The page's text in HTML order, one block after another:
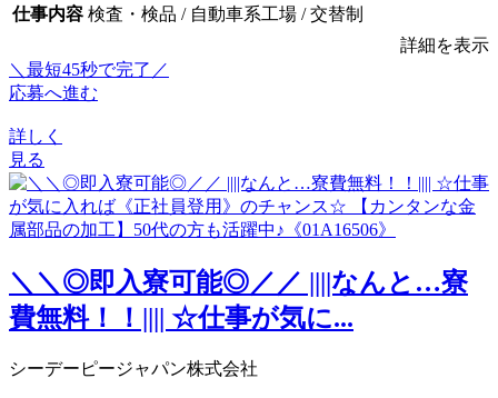
仕事内容 検査・検品 / 自動車系工場 / 交替制
詳細を表示
＼最短45秒で完了／
応募へ進む
詳しく
見る
＼＼◎即入寮可能◎／／ ||||なんと…寮
費無料！！|||| ☆仕事が気に...
シーデーピージャパン株式会社